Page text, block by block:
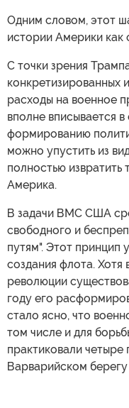
Одним словом, этот
истории Америки как
С точки зрения
конкретизированных
расходы на военное
вполне вписывается
формированию
можно упустить из
полностью извратить
Америка.
В задачи ВМС США
свободного и
путям". Этот принцип
создания флота.
революции
году его
стало ясно, что
том числе и для
практиковали четыре
Варварийском